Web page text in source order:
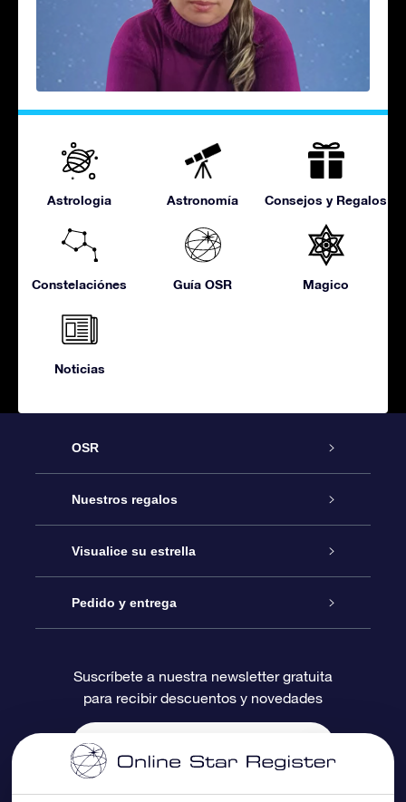
Astrologia Astronomía Consejos y Regalos
Constelaciónes Guía OSR Magico
Noticias
OSR
Atención
Contáctanos
Blog
Reseñas
Nuestros regalos
Regalo Estrella Online
Paquete de Regalo OSR
Tarjeta de Regalo OSR
Regalos empresariales
Visualice su estrella
Registro estelar
Página de Estrella Personalizada
Un Millón de Estrellas
Pedido y entrega
Información de Pago
Información de Envío
Suscríbete a nuestra newsletter gratuita
para recibir descuentos y novedades